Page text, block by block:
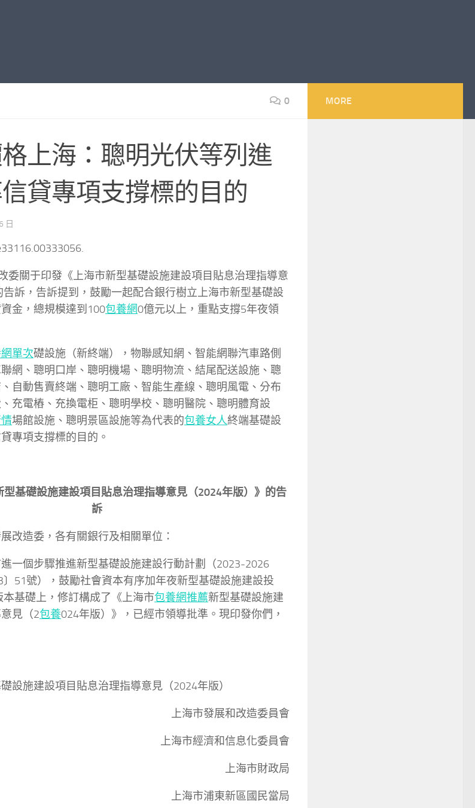
0
上海：聰明光伏等列進
貸專項支撐標的目的
日
委關于印發《上海市新型基礎設施建設項目貼息治理指導意
訴，告訴提到，鼓勵一起配合銀行樹立上海市新型基礎設
金，總規模達到100包養網0億元以上，重點支撐5年夜領
單次礎設施（新終端），物聯感知網、智能網聯汽車路側
網、聰明口岸、聰明機場、聰明物流、結尾配送設施、聰
自動售賣終端、聰明工廠、智能生產線、聰明風電、分布
充電樁、充換電柜、聰明學校、聰明醫院、聰明體育設
場館設施、聰明景區設施等為代表的包養女人終端基礎設
專項支撐標的目的。
型基礎設施建設項目貼息治理指導意見（2024年版）》的告
訴
改造委，各有關銀行及相關單位：
一個步驟推進新型基礎設施建設行動計劃（2023-2026
51號），鼓勵社會資本有序加年夜新型基礎設施建設投
基礎上，修訂構成了《上海市包養網推薦新型基礎設施建
見（2包養024年版）》，已經市領導批準。現印發你們，
設施建設項目貼息治理指導意見（2024年版）
上海市發展和改造委員會
上海市經濟和信息化委員會
上海市財政局
上海市浦東新區國民當局
MORE